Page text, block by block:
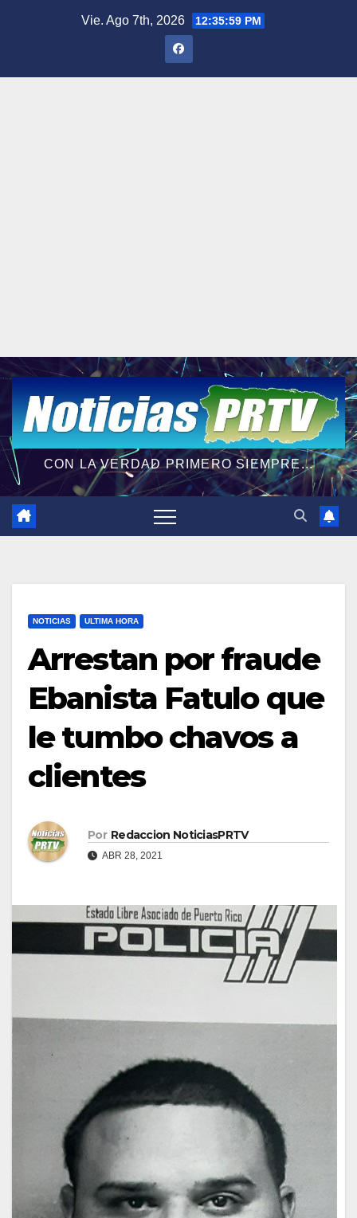
Vie. Ago 7th, 2026 12:36:00 PM
CON LA VERDAD PRIMERO SIEMPRE...
NOTICIAS ULTIMA HORA
Arrestan por fraude
Ebanista Fatulo que
le tumbo chavos a
clientes
Por Redaccion NoticiasPRTV
ABR 28, 2021